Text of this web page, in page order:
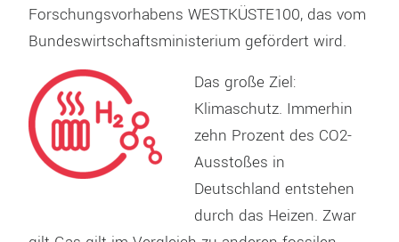
Forschungsvorhabens WESTKÜSTE100, das vom
Bundeswirtschaftsministerium gefördert wird.
Das große Ziel:
Klimaschutz. Immerhin
zehn Prozent des CO2-
Ausstoßes in
Deutschland entstehen
durch das Heizen. Zwar